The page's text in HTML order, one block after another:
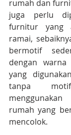
rumah dan
juga perlu
furnitur yang
ramai,
bermotif
dengan
yang
tanpa
rumah yang
mencolok.